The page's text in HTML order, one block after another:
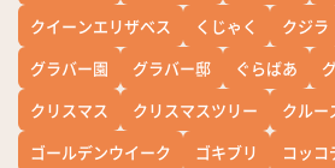
クイーンエリザベス
くじゃく クジラ
グラバー園
グラバー邸 ぐらばあ
クリスマス
クリスマスツリー クルー
ゴールデンウイーク
ゴキブリ コッコ